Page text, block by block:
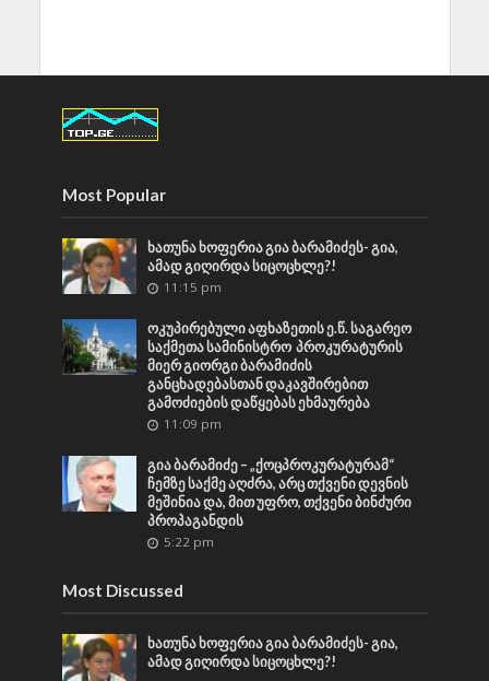
Most Popular
ხათუნა ხოფერია გია ბარამიძეს- გია,
ამად გიღირდა სიცოცხლე?!
11:15 pm
ოკუპირებული აფხაზეთის ე.წ. საგარეო
საქმეთა სამინისტრო პროკურატურის
მიერ გიორგი ბარამიძის
განცხადებასთან დაკავშირებით
გამოძიების დაწყებას ეხმაურება
11:09 pm
გია ბარამიძე – „ქოცპროკურატურამ“
ჩემზე საქმე აღძრა, არც თქვენი დევნის
მეშინია და, მით უფრო, თქვენი ბინძური
პროპაგანდის
5:22 pm
Most Discussed
ხათუნა ხოფერია გია ბარამიძეს- გია,
ამად გიღირდა სიცოცხლე?!